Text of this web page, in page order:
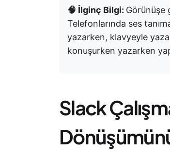
🧠 İlginç Bilgi: Görünüşe
Telefonlarında ses
yazarken, klavyeyle
konuşurken yazarken
Slack